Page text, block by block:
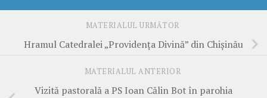
MATERIALUL URMĂTOR
Hramul Catedralei „Providența Divină” din Chișinău
MATERIALUL ANTERIOR
Vizită pastorală a PS Ioan Călin Bot în parohia